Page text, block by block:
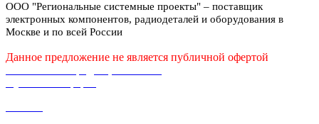
ООО "Региональные системные проекты" – поставщик
электронных компонентов, радиодеталей и оборудования в
Москве и по всей России
Данное предложение не является публичной офертой